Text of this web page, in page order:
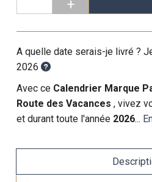
+
A quelle date serais-je livré ?
2026
Avec ce Calendrier Marque
Route des Vacances, vivez
et durant toute l'année 2026...